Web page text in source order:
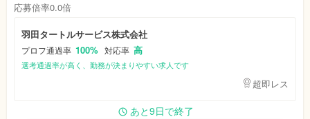
応募倍率0.0倍
羽田タートルサービス株式会社
プロフ通過率 100% 対応率 高
選考通過率が高く、勤務が決まりやすい求人です
超即レス
あと9日で終了